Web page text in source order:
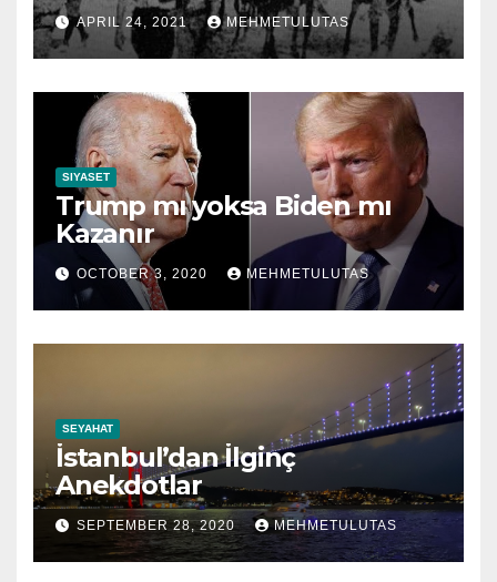
APRIL 24, 2021 MEHMETULUTAS
SIYASET
Trump mı yoksa Biden mı
Kazanır
OCTOBER 3, 2020 MEHMETULUTAS
SEYAHAT
İstanbul’dan İlginç
Anekdotlar
SEPTEMBER 28, 2020 MEHMETULUTAS